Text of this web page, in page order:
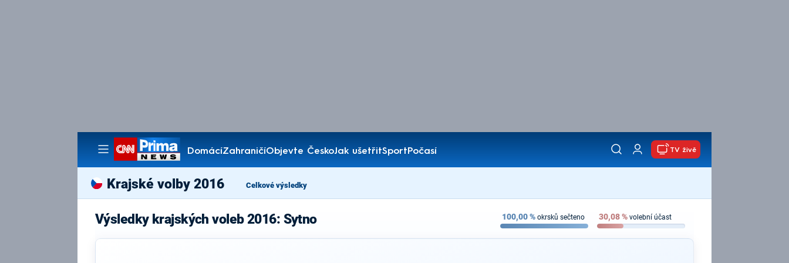
DomácíZahraničíObjevte ČeskoJak ušetřitSportPočasí
Pořady
TV živě
Krajské volby 2016 Celkové výsledky
Výsledky krajských voleb 2016: Sytno 100,00% okrsků sečteno 30,08% volební účast